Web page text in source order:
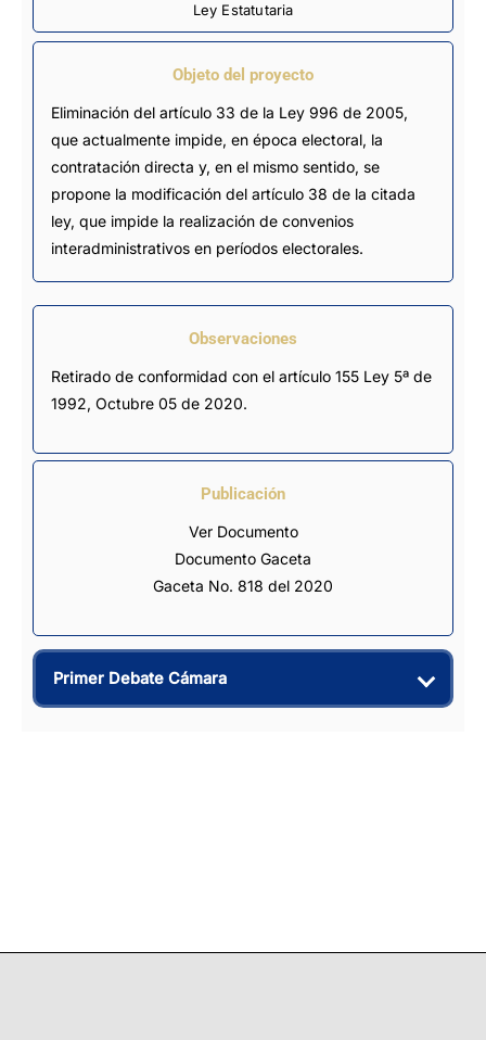
Ley Estatutaria
Objeto del proyecto
Eliminación del artículo 33 de la Ley 996 de 2005,
que actualmente impide, en época electoral, la
contratación directa y, en el mismo sentido, se
propone la modificación del artículo 38 de la citada
ley, que impide la realización de convenios
interadministrativos en períodos electorales.
Observaciones
Retirado de conformidad con el artículo 155 Ley 5ª de
1992, Octubre 05 de 2020.
Publicación
Ver Documento
Documento Gaceta
Gaceta No. 818 del 2020
Primer Debate Cámara